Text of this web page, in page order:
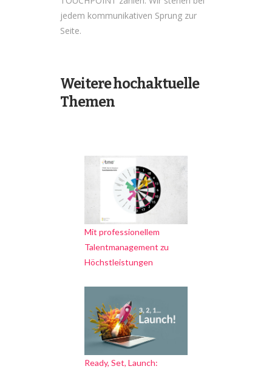
jedem kommunikativen Sprung zur
Seite.
Weitere hochaktuelle
Themen
Mit professionellem
Talentmanagement zu
Höchstleistungen
Ready, Set, Launch: